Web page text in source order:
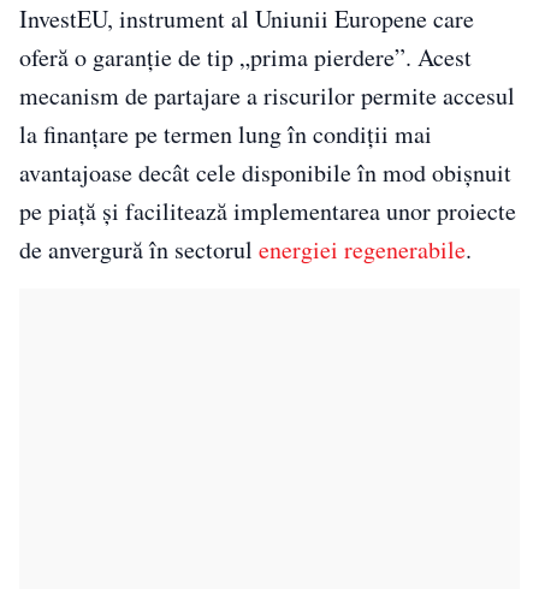
InvestEU, instrument al Uniunii Europene care
oferă o garanție de tip „prima pierdere”. Acest
mecanism de partajare a riscurilor permite accesul
la finanțare pe termen lung în condiții mai
avantajoase decât cele disponibile în mod obișnuit
pe piață și facilitează implementarea unor proiecte
de anvergură în sectorul energiei regenerabile.